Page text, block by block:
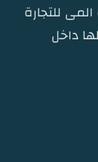
للتجارة
داخل